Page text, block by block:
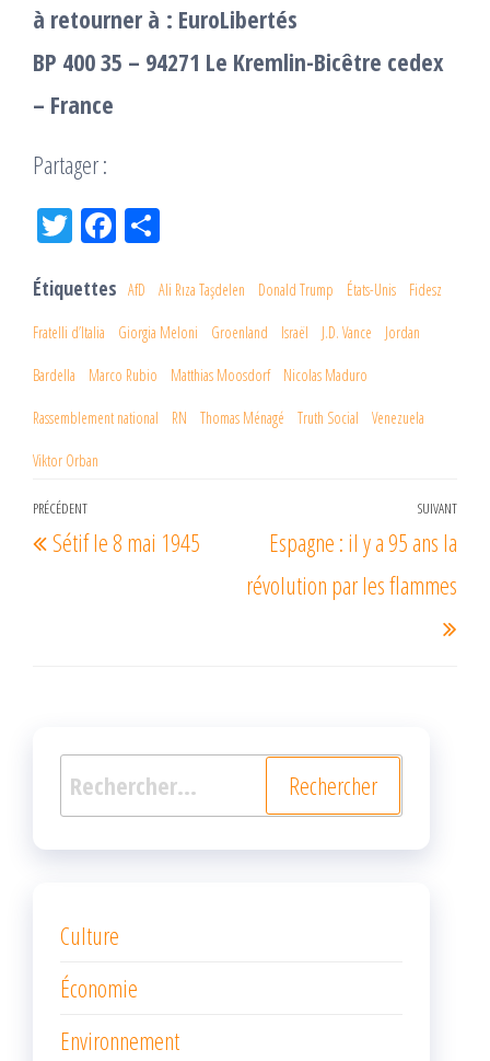
à retourner à : EuroLibertés
BP 400 35 – 94271 Le Kremlin-Bicêtre cedex
– France
Partager :
Tw
er
Fac
oo
k
ge
r
Étiquettes AfD Ali Rıza Taşdelen Donald Trump États-Unis Fidesz
Fratelli d’Italia Giorgia Meloni Groenland Israël J.D. Vance Jordan
Bardella Marco Rubio Matthias Moosdorf Nicolas Maduro
Rassemblement national RN Thomas Ménagé Truth Social Venezuela
Viktor Orban
Navigation
de
Article
précédent
PRÉCÉDENT
Sétif le 8 mai 1945
SUIVANT
Espagne : il y a 95 ans la
révolution par les flammes
Rechercher :
Culture
Économie
Environnement